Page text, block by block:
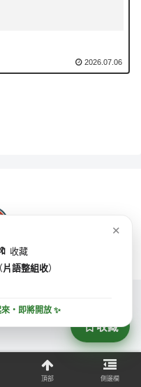
2026.07.06
All Rights Reserved.
頂部 側邊欄
收藏
🔖 收藏
片語整組收）
・ 即將開放 ✨
✕